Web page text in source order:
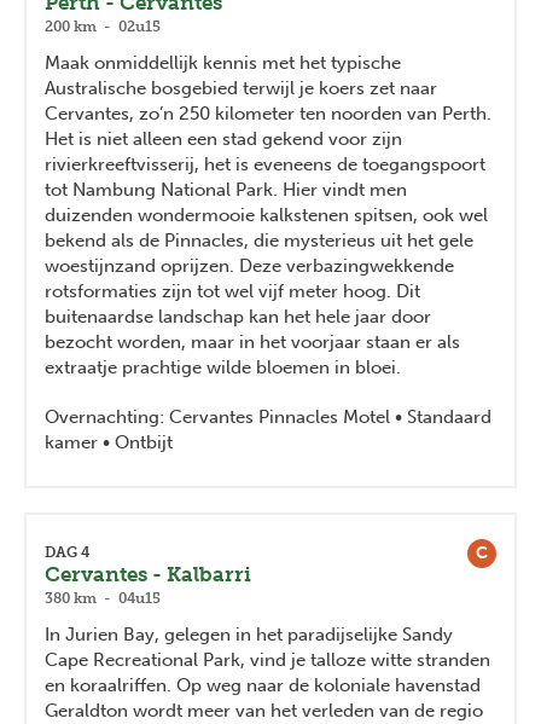
200 km - 02u15
Maak onmiddellijk kennis met het typische
Australische bosgebied terwijl je koers zet naar
Cervantes, zo’n 250 kilometer ten noorden van Perth.
Het is niet alleen een stad gekend voor zijn
rivierkreeftvisserij, het is eveneens de toegangspoort
tot Nambung National Park. Hier vindt men
duizenden wondermooie kalkstenen spitsen, ook wel
bekend als de Pinnacles, die mysterieus uit het gele
woestijnzand oprijzen. Deze verbazingwekkende
rotsformaties zijn tot wel vijf meter hoog. Dit
buitenaardse landschap kan het hele jaar door
bezocht worden, maar in het voorjaar staan er als
extraatje prachtige wilde bloemen in bloei.
Overnachting: Cervantes Pinnacles Motel • Standaard
kamer • Ontbijt
C
DAG 4
Cervantes - Kalbarri
380 km - 04u15
In Jurien Bay, gelegen in het paradijselijke Sandy
Cape Recreational Park, vind je talloze witte stranden
en koraalriffen. Op weg naar de koloniale havenstad
Geraldton wordt meer van het verleden van de regio